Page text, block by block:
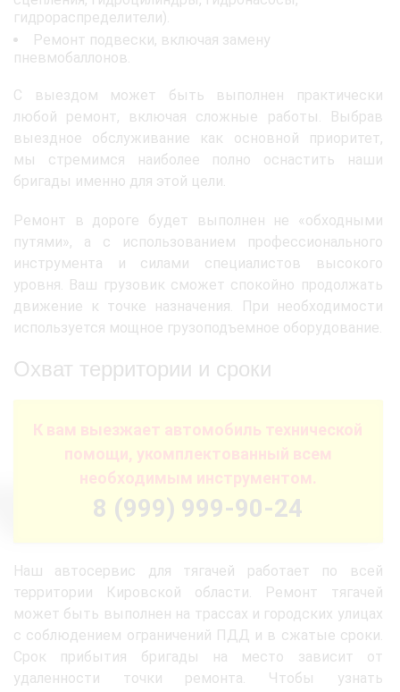
гидрораспределители).
Ремонт подвески, включая замену
пневмобаллонов.
С выездом может быть выполнен практически
любой ремонт, включая сложные работы. Выбрав
выездное обслуживание как основной приоритет,
мы стремимся наиболее полно оснастить наши
бригады именно для этой цели.
Ремонт в дороге будет выполнен не «обходными
путями», а с использованием профессионального
инструмента и силами специалистов высокого
уровня. Ваш грузовик сможет спокойно продолжать
движение к точке назначения. При необходимости
используется мощное грузоподъемное оборудование.
Охват территории и сроки
К вам выезжает автомобиль технической
помощи, укомплектованный всем
необходимым инструментом.
8 (999) 999-90-24
Наш автосервис для тягачей работает по всей
территории Кировской области. Ремонт тягачей
может быть выполнен на трассах и городских улицах
с соблюдением ограничений ПДД и в сжатые сроки.
Срок прибытия бригады на место зависит от
удаленности точки ремонта. Чтобы узнать